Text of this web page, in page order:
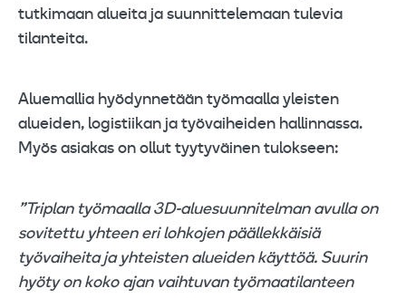
tutkimaan alueita ja suunnittelemaan tulevia
tilanteita.
Aluemallia hyödynnetään työmaalla yleisten
alueiden, logistiikan ja työvaiheiden hallinnassa.
Myös asiakas on ollut tyytyväinen tulokseen:
”Triplan työmaalla 3D-aluesuunnitelman avulla on
sovitettu yhteen eri lohkojen päällekkäisiä
työvaiheita ja yhteisten alueiden käyttöä. Suurin
hyöty on koko ajan vaihtuvan työmaatilanteen